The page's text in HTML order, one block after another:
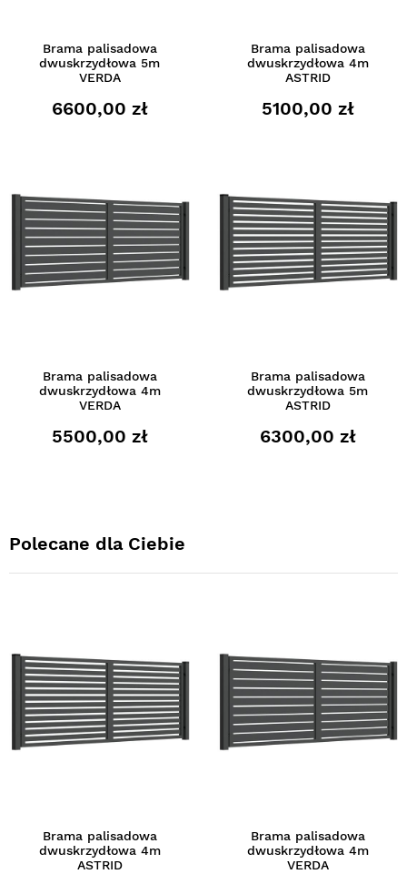
Brama palisadowa
dwuskrzydłowa 5m
VERDA
6600,00 zł
Brama palisadowa
dwuskrzydłowa 4m
ASTRID
5100,00 zł
Brama palisadowa
dwuskrzydłowa 4m
VERDA
5500,00 zł
Brama palisadowa
dwuskrzydłowa 5m
ASTRID
6300,00 zł
Polecane dla Ciebie
Brama palisadowa
dwuskrzydłowa 4m
ASTRID
Brama palisadowa
dwuskrzydłowa 4m
VERDA